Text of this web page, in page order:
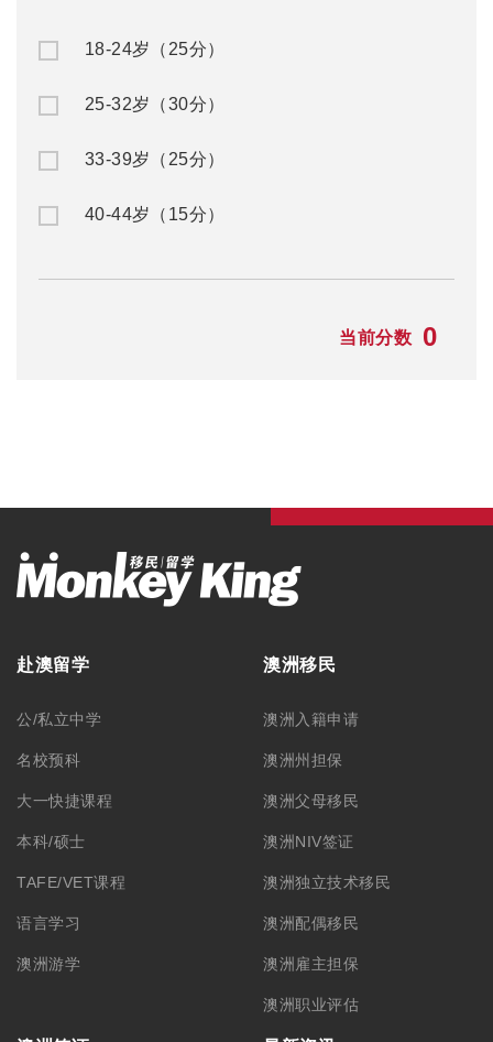
18-24岁（25分）
25-32岁（30分）
33-39岁（25分）
40-44岁（15分）
当前分数 0
赴澳留学
公/私立中学
名校预科
大一快捷课程
本科/硕士
TAFE/VET课程
语言学习
澳洲游学
澳洲移民
澳洲入籍申请
澳洲州担保
澳洲父母移民
澳洲NIV签证
澳洲独立技术移民
澳洲配偶移民
澳洲雇主担保
澳洲职业评估